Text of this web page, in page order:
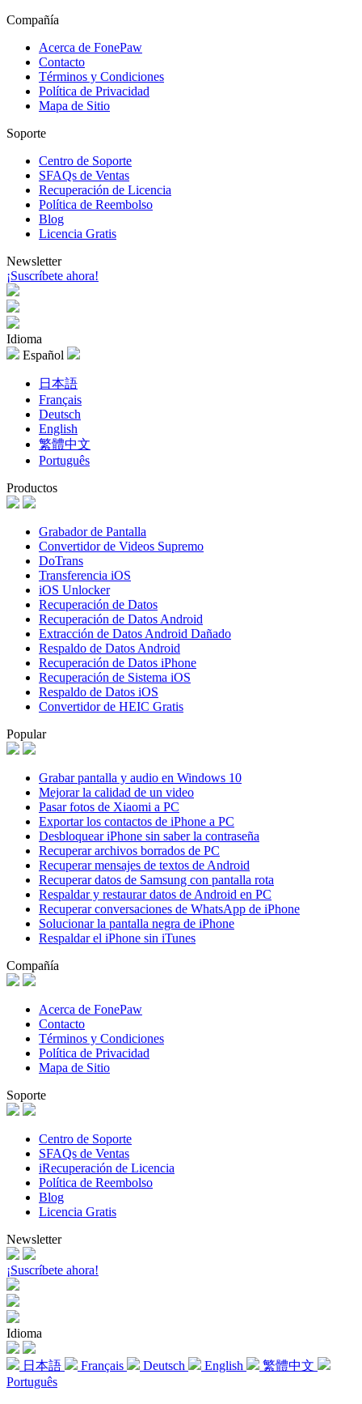
Compañía
Acerca de FonePaw
Contacto
Términos y Condiciones
Política de Privacidad
Mapa de Sitio
Soporte
Centro de Soporte
SFAQs de Ventas
Recuperación de Licencia
Política de Reembolso
Blog
Licencia Gratis
Newsletter
¡Suscríbete ahora!
Idioma
Español
日本語
Français
Deutsch
English
繁體中文
Português
Productos
Grabador de Pantalla
Convertidor de Videos Supremo
DoTrans
Transferencia iOS
iOS Unlocker
Recuperación de Datos
Recuperación de Datos Android
Extracción de Datos Android Dañado
Respaldo de Datos Android
Recuperación de Datos iPhone
Recuperación de Sistema iOS
Respaldo de Datos iOS
Convertidor de HEIC Gratis
Popular
Grabar pantalla y audio en Windows 10
Mejorar la calidad de un video
Pasar fotos de Xiaomi a PC
Exportar los contactos de iPhone a PC
Desbloquear iPhone sin saber la contraseña
Recuperar archivos borrados de PC
Recuperar mensajes de textos de Android
Recuperar datos de Samsung con pantalla rota
Respaldar y restaurar datos de Android en PC
Recuperar conversaciones de WhatsApp de iPhone
Solucionar la pantalla negra de iPhone
Respaldar el iPhone sin iTunes
Compañía
Acerca de FonePaw
Contacto
Términos y Condiciones
Política de Privacidad
Mapa de Sitio
Soporte
Centro de Soporte
SFAQs de Ventas
iRecuperación de Licencia
Política de Reembolso
Blog
Licencia Gratis
Newsletter
¡Suscríbete ahora!
Idioma
日本語 Français Deutsch English
繁體中文
Português